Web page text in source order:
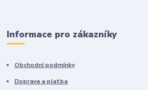
Informace pro zákazníky
Obchodní podmínky
Doprava a platba